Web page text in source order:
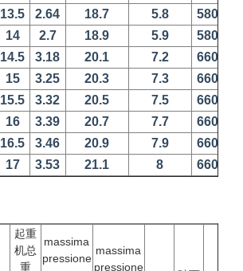
13.5
2.64 18.7 5.8 580
14
2.7 18.9 5.9 580
14.5
3.18 20.1 7.2 660
15
3.25 20.3 7.3 660
15.5
3.32 20.5 7.5 660
16
3.39 20.7 7.7 660
16.5
3.46 20.9 7.9 660
17
3.53 21.1 8 660
起重
机总
重
massima
pressione
massima
pressione